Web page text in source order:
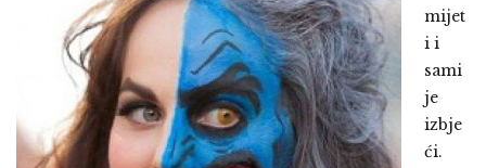
mijet
i i
sami
je
izbje
ći.